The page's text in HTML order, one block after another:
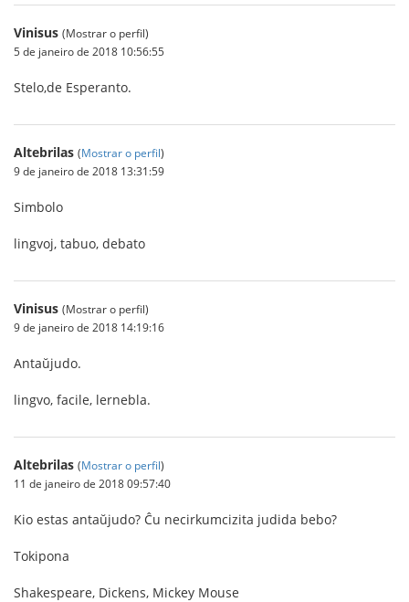
Vinisus (Mostrar o perfil)
5 de janeiro de 2018 10:56:55
Stelo,de Esperanto.
Altebrilas (Mostrar o perfil)
9 de janeiro de 2018 13:31:59
Simbolo
lingvoj, tabuo, debato
Vinisus (Mostrar o perfil)
9 de janeiro de 2018 14:19:16
Antaŭjudo.
lingvo, facile, lernebla.
Altebrilas (Mostrar o perfil)
11 de janeiro de 2018 09:57:40
Kio estas antaŭjudo? Ĉu necirkumcizita judida bebo?
Tokipona
Shakespeare, Dickens, Mickey Mouse